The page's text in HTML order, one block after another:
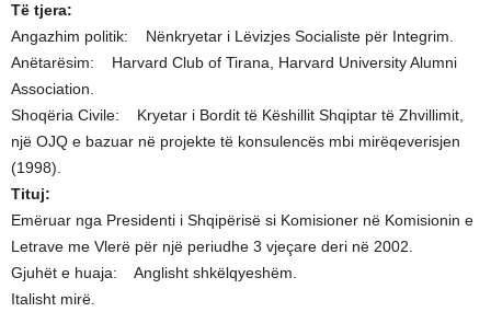
Të tjera:
Angazhim politik: Nënkryetar i Lëvizjes Socialiste për Integrim.
Anëtarësim: Harvard Club of Tirana, Harvard University Alumni
Association.
Shoqëria Civile: Kryetar i Bordit të Këshillit Shqiptar të Zhvillimit,
një OJQ e bazuar në projekte të konsulencës mbi mirëqeverisjen
(1998).
Tituj:
Emëruar nga Presidenti i Shqipërisë si Komisioner në Komisionin e
Letrave me Vlerë për një periudhe 3 vjeçare deri në 2002.
Gjuhët e huaja: Anglisht shkëlqyeshëm.
Italisht mirë.